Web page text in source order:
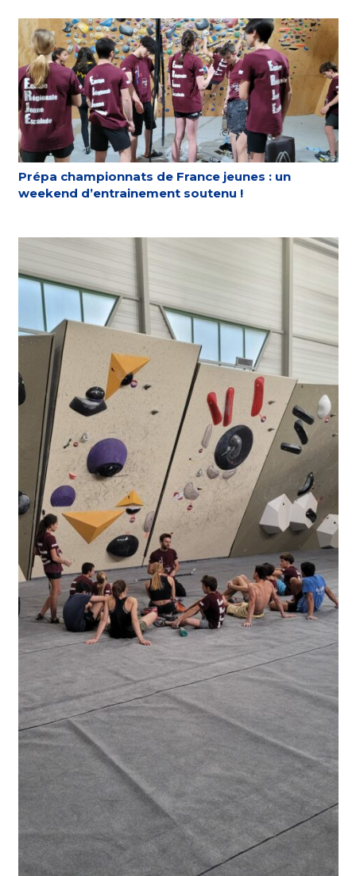
Prépa championnats de France jeunes : un
weekend d’entrainement soutenu !